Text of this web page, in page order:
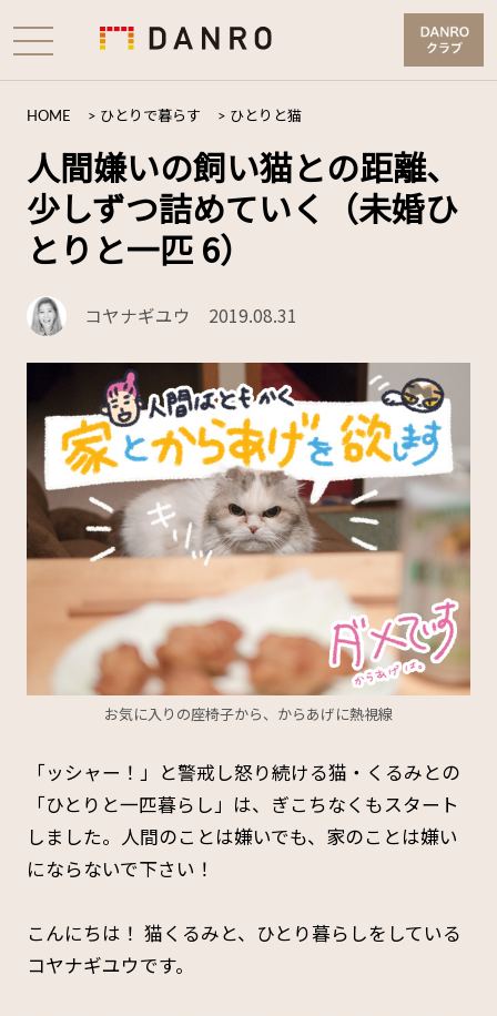
HOME > ひとりで暮らす > ひとりと猫
人間嫌いの飼い猫との距離、
少しずつ詰めていく（未婚ひ
とりと一匹 6）
コヤナギユウ 2019.08.31
お気に入りの座椅子から、からあげに熱視線
「ッシャー！」と警戒し怒り続ける猫・くるみとの
「ひとりと一匹暮らし」は、ぎこちなくもスタート
しました。人間のことは嫌いでも、家のことは嫌い
にならないで下さい！
こんにちは！ 猫くるみと、ひとり暮らしをしている
コヤナギユウです。